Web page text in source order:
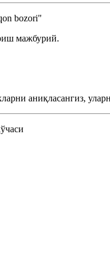
bozori"
мажбурий.
аниқласангиз,